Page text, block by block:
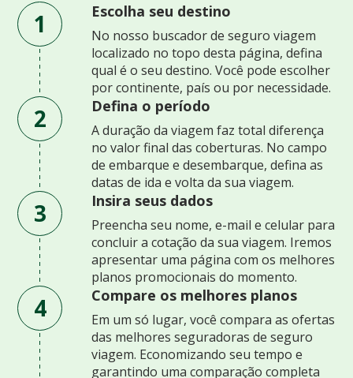
1 Escolha seu destino
No nosso buscador de seguro viagem
localizado no topo desta página, defina
qual é o seu destino. Você pode escolher
por continente, país ou por necessidade.
2 Defina o período
A duração da viagem faz total diferença
no valor final das coberturas. No campo
de embarque e desembarque, defina as
datas de ida e volta da sua viagem.
3 Insira seus dados
Preencha seu nome, e-mail e celular para
concluir a cotação da sua viagem. Iremos
apresentar uma página com os melhores
planos promocionais do momento.
4 Compare os melhores planos
Em um só lugar, você compara as ofertas
das melhores seguradoras de seguro
viagem. Economizando seu tempo e
garantindo uma comparação completa